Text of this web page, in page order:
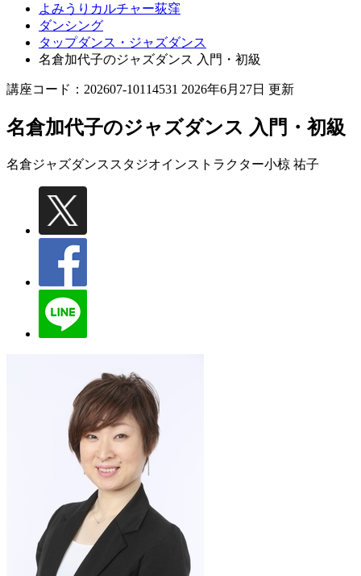
よみうりカルチャー荻窪
ダンシング
タップダンス・ジャズダンス
名倉加代子のジャズダンス 入門・初級
講座コード：202607-10114531 2026年6月27日 更新
名倉加代子のジャズダンス 入門・初級
名倉ジャズダンススタジオインストラクター小椋 祐子